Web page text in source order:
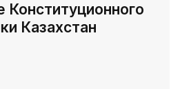
Конституционного
Казахстан